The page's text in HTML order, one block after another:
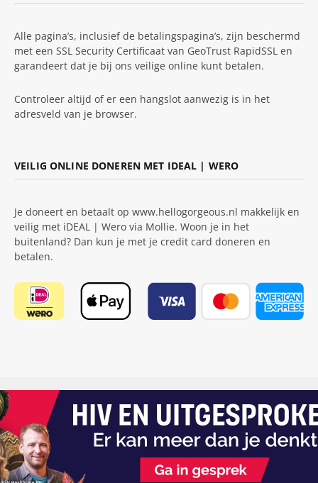
Alle pagina’s, inclusief de betalingspagina’s, zijn beschermd
met een SSL Security Certificaat van GeoTrust RapidSSL en
garandeert dat je bij ons veilige online kunt betalen.
Controleer altijd of er een hangslot aanwezig is in het
adresveld van je browser.
VEILIG ONLINE DONEREN MET IDEAL | WERO
Je doneert en betaalt op www.hellogorgeous.nl makkelijk en
veilig met iDEAL | Wero via Mollie. Woon je in het
buitenland? Dan kun je met je credit card doneren en
betalen.